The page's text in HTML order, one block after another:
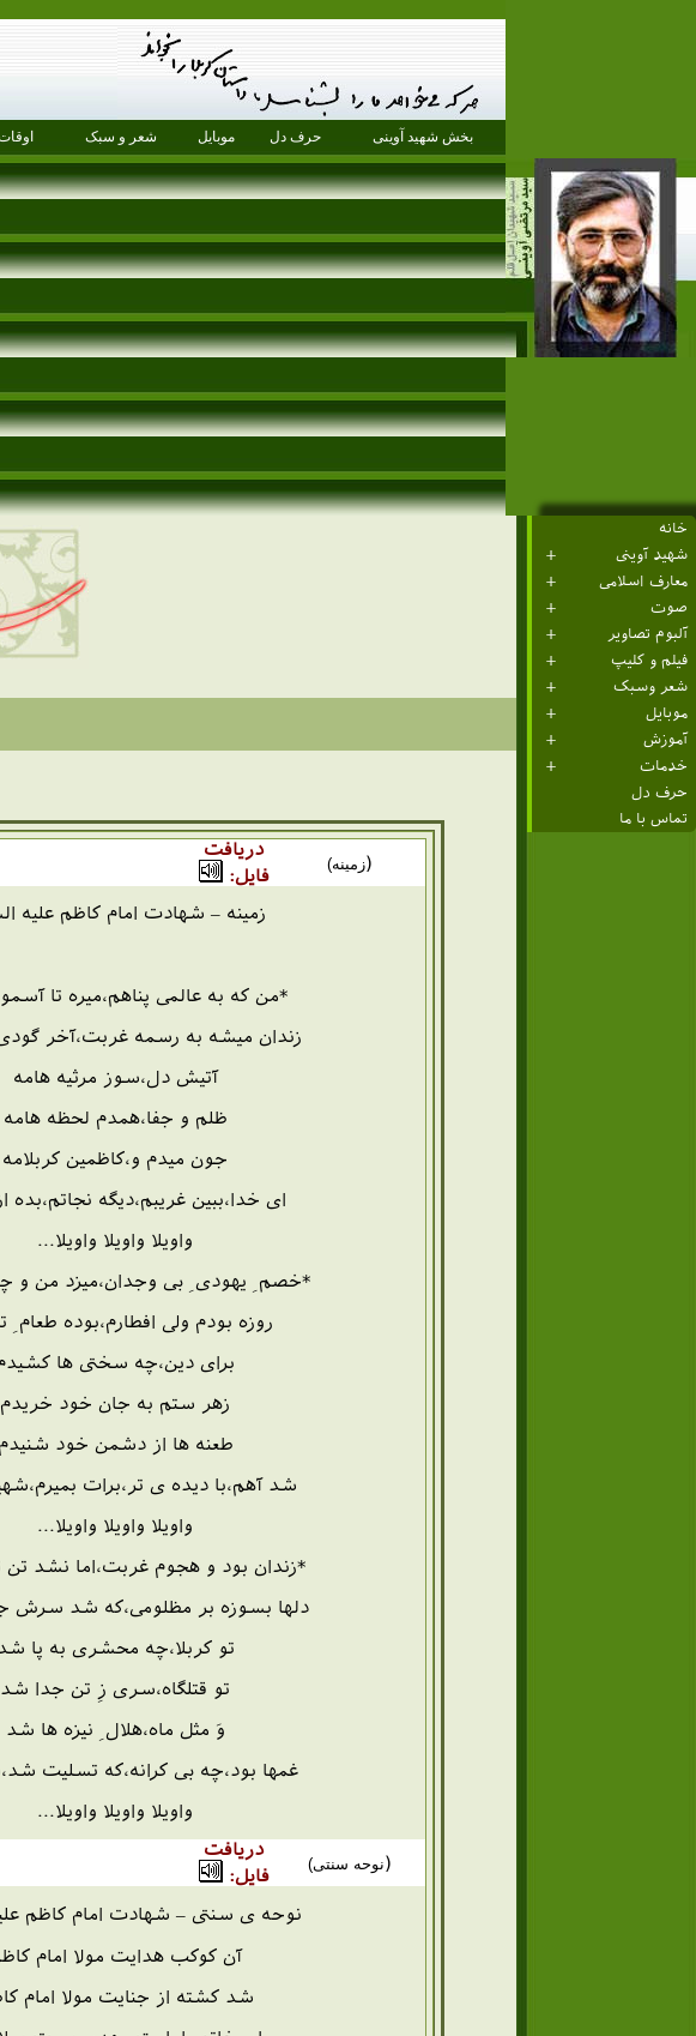
بخش شهید آوینی حرف دل موبایل شعر و سبک
خانه
شهید آوینی
معارف اسلامی
صوت
آلبوم تصاویر
فیلم و کلیپ
شعر وسبک
موبایل
آموزش
خدمات
حرف دل
تماس با ما
(زمینه)
دریافت
فایل:
زمینه – شهادت امام کاظم علیه
*من که به عالمی پناهم،میره تا
زندان میشه به رسمه غربت،آخر گودی
آتیش دل،سوز مرثیه هامه
ظلم و جفا،همدم لحظه هامه
جون میدم و،کاظمین کربلامه
ای خدا،ببین غریبم،دیگه نجاتم،بده
واویلا واویلا واویلا...
*خصم ِ یهودی ِ بی وجدان،میزد من و
روزه بودم ولی افطارم،بوده طعام
برای دین،چه سختی ها
زهر ستم به جان خود خریدم
طعنه ها از دشمن خود شنیدم
شد آهم،با دیده ی تر،برات
واویلا واویلا واویلا...
*زندان بود و هجوم غربت،اما نشد تن
دلها بسوزه بر مظلومی،که شد سرش
تو کربلا،چه محشری به پا
تو قتلگاه،سری زِ تن جدا شد
وَ مثل ماه،هلال ِ نیزه ها شد
غمها بود،چه بی کرانه،که تسلیت
واویلا واویلا واویلا...
(نوحه سنتی)
دریافت
فایل:
نوحه ی سنتی – شهادت امام کاظم
آن کوکب هدایت مولا امام
شد کشته از جنایت مولا امام